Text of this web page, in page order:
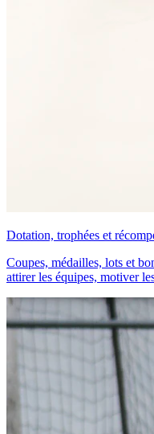
Dotation, trophées et
Coupes, médailles, lots et
attirer les équipes, motiver